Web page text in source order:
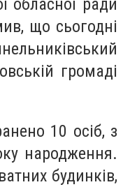
обласної ради
що сьогодні
громаді
10 осіб, з
народження.
будинків,